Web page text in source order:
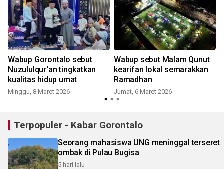
Wabup Gorontalo sebut
Nuzululqur'an tingkatkan
kualitas hidup umat
Minggu, 8 Maret 2026
Wabup sebut Malam Qunut
kearifan lokal semarakkan
Ramadhan
Jumat, 6 Maret 2026
Terpopuler - Kabar Gorontalo
Seorang mahasiswa UNG meninggal terseret
ombak di Pulau Bugisa
5 hari lalu